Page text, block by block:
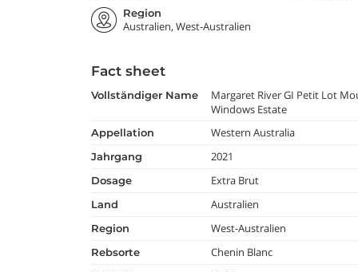
Region
Australien, West-Australien
Fact sheet
vollständiger Name
Margaret River GI Petit Lot
Windows Estate
appellation Western Australia
jahrgang 2021
dosage Extra Brut
land Australien
region West-Australien
rebsorte Chenin Blanc